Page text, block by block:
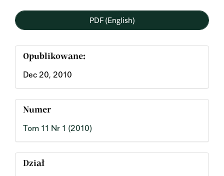
PDF (English)
Opublikowane:
Dec 20, 2010
Numer
Tom 11 Nr 1 (2010)
Dział